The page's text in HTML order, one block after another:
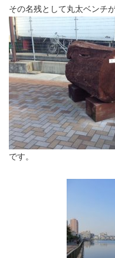
その名残として丸太ベンチ
です。